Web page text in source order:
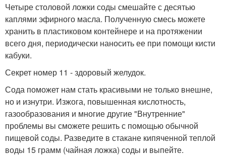
Четыре столовой ложки соды смешайте с десятью
каплями эфирного масла. Полученную смесь можете
хранить в пластиковом контейнере и на протяжении
всего дня, периодически наносить ее при помощи кисти
кабуки.
Секрет номер 11 - здоровый желудок.
Сода поможет нам стать красивыми не только внешне,
но и изнутри. Изжога, повышенная кислотность,
газообразования и многие другие "Внутренние"
проблемы вы сможете решить с помощью обычной
пищевой соды. Разведите в стакане кипяченной теплой
воды 15 грамм (чайная ложка) соды и выпейте.